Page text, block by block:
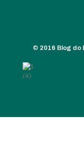
© 2016 Blog do